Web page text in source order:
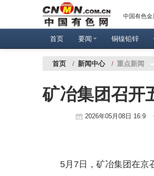
中国有色
首页 要闻 铜镍铅锌
首页 / 新闻中心 / 重点新闻
矿冶集团召开
2026年05月08日 16:9
5月7日，矿冶集团在京